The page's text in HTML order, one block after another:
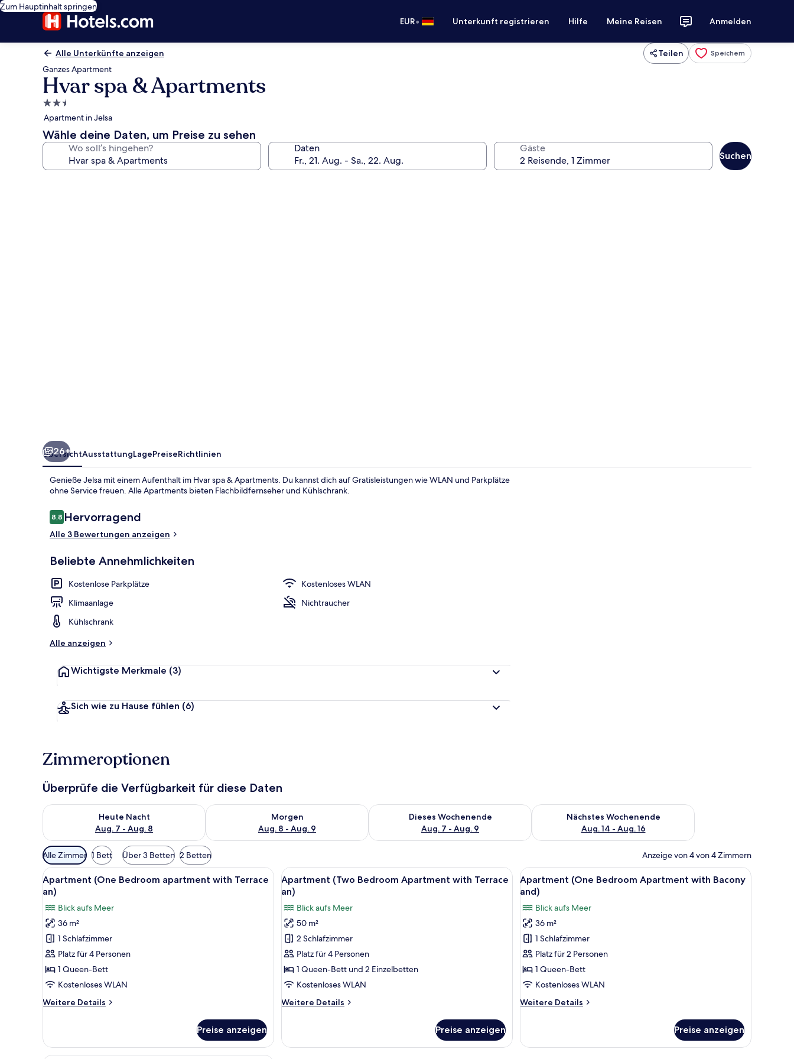
Zum Hauptinhalt springen
EUR• Unterkunft registrieren Hilfe Meine Reisen Anmelden
Alle Unterkünfte anzeigen Teilen Speichern
Ganzes Apartment
Hvar spa & Apartments
2.5-
Sterne-
Unterkunft
Apartment in Jelsa
Wähle deine Daten, um Preise zu sehen
Wo soll’s hingehen? Daten Gäste
Suchen
Apartment (One Bedroom Apartment with Bacony and) | Ansicht von oben
26+
ÜbersichtAusstattungLagePreiseRichtlinien
Genieße Jelsa mit einem Aufenthalt im Hvar spa & Apartments. Du kannst dich auf Gratisleistungen wie WLAN und Parkplätze
ohne Service freuen. Alle Apartments bieten Flachbildfernseher und Kühlschrank.
Bewertungen
8,88,8 von 10.
Hervorragend
Alle 3 Bewertungen anzeigen
Beliebte Annehmlichkeiten
Kostenlose Parkplätze
Kostenloses WLAN
Klimaanlage
Nichtraucher
Kühlschrank
Alle anzeigen
Wichtigste Merkmale (3)
Sich wie zu Hause fühlen (6)
Zimmeroptionen
Überprüfe die Verfügbarkeit für diese Daten
Heute Nacht
Aug. 7 - Aug. 8
Überprüfe die Verfügbarkeit für heute Nacht, Aug. 7 - Aug. 8.
Morgen
Aug. 8 - Aug. 9
Überprüfe die Verfügbarkeit für morgen, Aug. 8 - Aug. 9.
Dieses Wochenende
Aug. 7 - Aug. 9
Überprüfe die Verfügbarkeit für dieses Wochenende, Aug. 7 - Aug. 9.
Nächstes Wochenende
Aug. 14 - Aug. 16
Überprüfe die Verfügbarkeit für nächstes Wochenende, Aug.
Verfügbare
Filter
für
Zimmer
Alle Zimmer 1 Bett Über 3 Betten 2 Betten Anzeige von 4 von 4 Zimmern
Alle
Fotos
für
Apartment
(One
Bedroom
apartment
with
Terrace
anzeigen
Eine Vogelperspektive auf eine Küstenstadt mit Häusern, einem Yachthafen und einem Bergpanorama im Hintergrund.
7
Apartment (One Bedroom apartment with Terrace
an)
Blick aufs Meer
36 m²
1 Schlafzimmer
Platz für 4 Personen
1 Queen-Bett
Kostenloses WLAN
Weitere Details
Weitere
(One
Bedroom
Preise anzeigen
Alle
Fotos
für
Apartment
(Two
Bedroom
Apartment
with
Terrace
anzeigen
Luftaufnahme einer Küstenwohngegend mit Häusern, einem Yachthafen und einem Strand.
8
Apartment (Two Bedroom Apartment with Terrace
an)
Blick aufs Meer
50 m²
2 Schlafzimmer
Platz für 4 Personen
1 Queen-Bett und 2 Einzelbetten
Kostenloses WLAN
Weitere Details
Weitere
(Two
Preise anzeigen
Alle
Fotos
Apartment
(One
Bedroom
Apartment
with
Bacony
anzeigen
Eine Terrasse mit zwei Korbstühlen, einem
9
Apartment (One Bedroom Apartment with Bacony
and)
Blick aufs Meer
36 m²
1 Schlafzimmer
Platz für 2 Personen
1 Queen-Bett
Kostenloses WLAN
Weitere Details
Weitere
(One
Preise anzeigen